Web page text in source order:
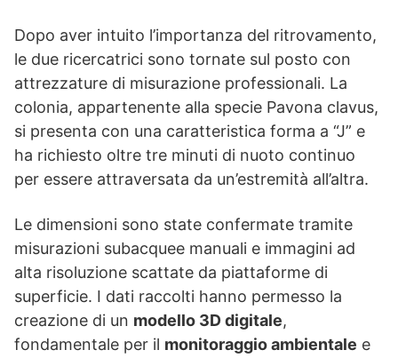
Dopo aver intuito l’importanza del ritrovamento,
le due ricercatrici sono tornate sul posto con
attrezzature di misurazione professionali. La
colonia, appartenente alla specie Pavona clavus,
si presenta con una caratteristica forma a “J” e
ha richiesto oltre tre minuti di nuoto continuo
per essere attraversata da un’estremità all’altra.
Le dimensioni sono state confermate tramite
misurazioni subacquee manuali e immagini ad
alta risoluzione scattate da piattaforme di
superficie. I dati raccolti hanno permesso la
creazione di un modello 3D digitale,
fondamentale per il monitoraggio ambientale e